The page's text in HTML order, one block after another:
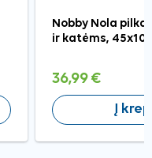
Nobby Nola
ir katėms, 45x10
36,99 €
Į